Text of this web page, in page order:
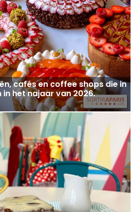
cafés en coffee shops die in
in het najaar van 2026.